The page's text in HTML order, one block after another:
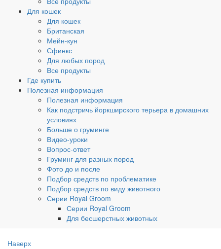
Для кошек
Для кошек
Британская
Мейн-кун
Сфинкс
Для любых пород
Все продукты
Где купить
Полезная информация
Полезная информация
Как подстричь йоркширского терьера в домашних
условиях
Больше о груминге
Видео-уроки
Вопрос-ответ
Груминг для разных пород
Фото до и после
Подбор средств по проблематике
Подбор средств по виду животного
Серии Royal Groom
Серии Royal Groom
Для бесшерстных животных
Наверх